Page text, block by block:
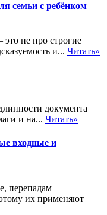
семьи с ребёнком
не про строгие
и... Читать»
документа
и на... Читать»
входные и
перепадам
их применяют